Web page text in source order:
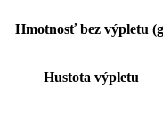
Hmotnosť bez výpletu
Hustota výpletu